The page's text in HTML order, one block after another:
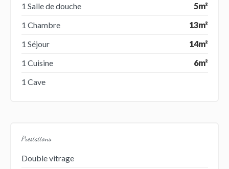
1 Salle de douche
5m²
1 Chambre
13m²
1 Séjour
14m²
1 Cuisine
6m²
1 Cave
Prestations
Double vitrage